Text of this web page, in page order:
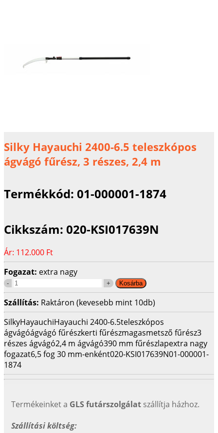
Silky Hayauchi 2400-6.5 teleszkópos
ágvágó fűrész, 3 részes, 2,4 m
Termékkód: 01-000001-1874
Cikkszám: 020-KSI017639N
Ár: 112.000 Ft
Fogazat: extra nagy
Szállítás: Raktáron (kevesebb mint 10db)
SilkyHayauchiHayauchi 2400-6.5teleszkópos
ágvágóágvágó fűrészkerti fűrészmagasmetsző fűrész3
részes ágvágó2,4 m ágvágó390 mm fűrészlapextra nagy
fogazat6,5 fog 30 mm-enként020-KSI017639N01-000001-
1874
Termékeinket a GLS futárszolgálat szállítja házhoz.
Szállítási költség: